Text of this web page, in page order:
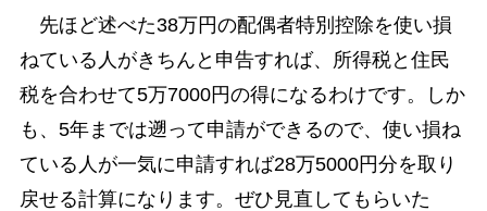
先ほど述べた38万円の配偶者特別控除を使い損
ねている人がきちんと申告すれば、所得税と住民
税を合わせて5万7000円の得になるわけです。しか
も、5年までは遡って申請ができるので、使い損ね
ている人が一気に申請すれば28万5000円分を取り
戻せる計算になります。ぜひ見直してもらいた